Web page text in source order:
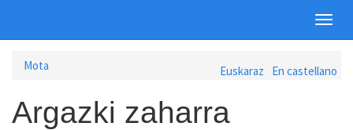
Pasar
principal
Euskaraz En castellano
Mota
Argazki zaharra